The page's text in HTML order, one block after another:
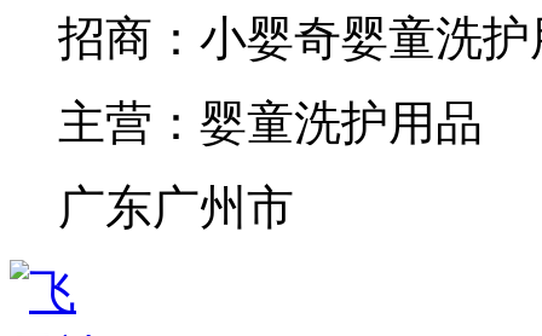
招商： 小婴奇婴童洗
主营： 婴童洗护用品
广东广州市